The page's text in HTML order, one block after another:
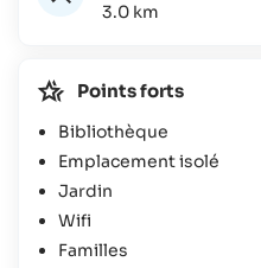
3.0 km
Points forts
Bibliothèque
Emplacement isolé
Jardin
Wifi
Familles